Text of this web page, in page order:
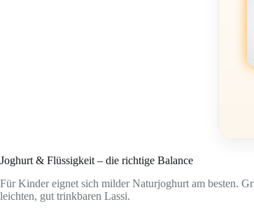
Joghurt & Flüssigkeit – die richtige Balance
Für Kinder eignet sich milder Naturjoghurt am besten.
leichten, gut trinkbaren Lassi.